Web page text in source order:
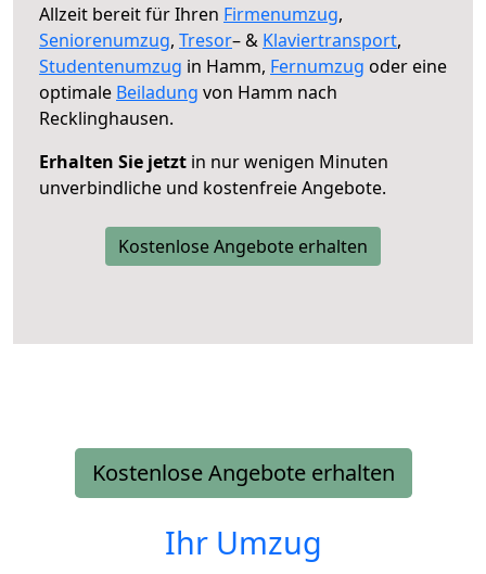
Allzeit bereit für Ihren Firmenumzug,
Seniorenumzug, Tresor– & Klaviertransport,
Studentenumzug in Hamm, Fernumzug oder eine
optimale Beiladung von Hamm nach
Recklinghausen.
Erhalten Sie jetzt in nur wenigen Minuten
unverbindliche und kostenfreie Angebote.
Kostenlose Angebote erhalten
Kostenlose Angebote erhalten
Ihr Umzug